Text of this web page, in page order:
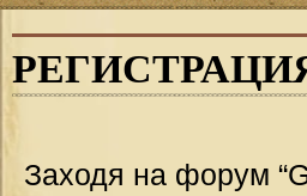
Заходя на форум